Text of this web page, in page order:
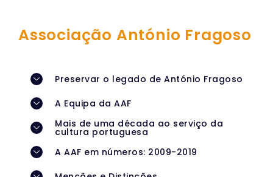
Associação António Fragoso
Preservar o legado de António Fragoso
A Equipa da AAF
Mais de uma década ao serviço da
cultura portuguesa
A AAF em números: 2009-2019